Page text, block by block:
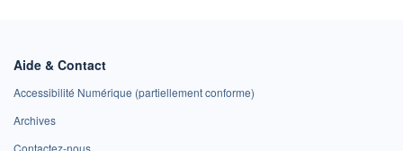
Aide & Contact
Accessibilité Numérique (partiellement conforme)
Archives
Contactez-nous